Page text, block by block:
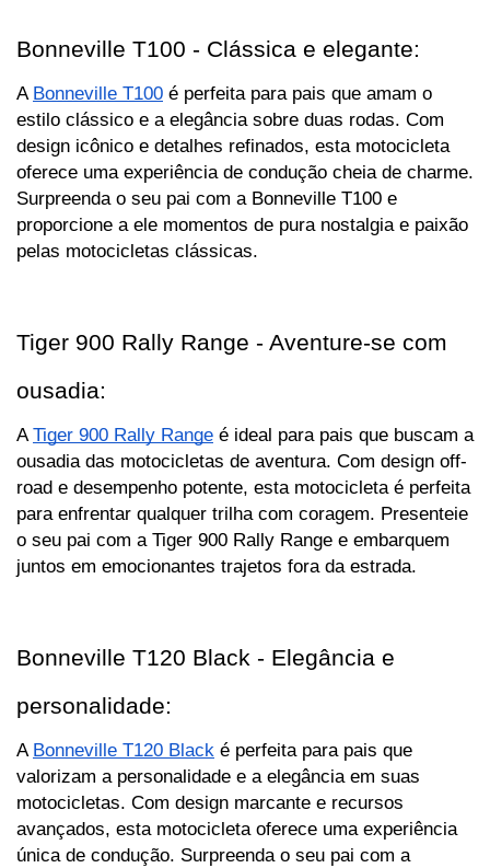
Bonneville T100 - Clássica e elegante:
A Bonneville T100 é perfeita para pais que amam o
estilo clássico e a elegância sobre duas rodas. Com
design icônico e detalhes refinados, esta motocicleta
oferece uma experiência de condução cheia de charme.
Surpreenda o seu pai com a Bonneville T100 e
proporcione a ele momentos de pura nostalgia e paixão
pelas motocicletas clássicas.
Tiger 900 Rally Range - Aventure-se com
ousadia:
A Tiger 900 Rally Range é ideal para pais que buscam a
ousadia das motocicletas de aventura. Com design off-
road e desempenho potente, esta motocicleta é perfeita
para enfrentar qualquer trilha com coragem. Presenteie
o seu pai com a Tiger 900 Rally Range e embarquem
juntos em emocionantes trajetos fora da estrada.
Bonneville T120 Black - Elegância e
personalidade:
A Bonneville T120 Black é perfeita para pais que
valorizam a personalidade e a elegância em suas
motocicletas. Com design marcante e recursos
avançados, esta motocicleta oferece uma experiência
única de condução. Surpreenda o seu pai com a